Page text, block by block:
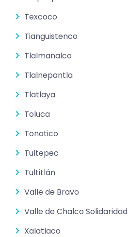
Texcoco
Tianguistenco
Tlalmanalco
Tlalnepantla
Tlatlaya
Toluca
Tonatico
Tultepec
Tultitlán
Valle de Bravo
Valle de Chalco Solidaridad
Xalatlaco